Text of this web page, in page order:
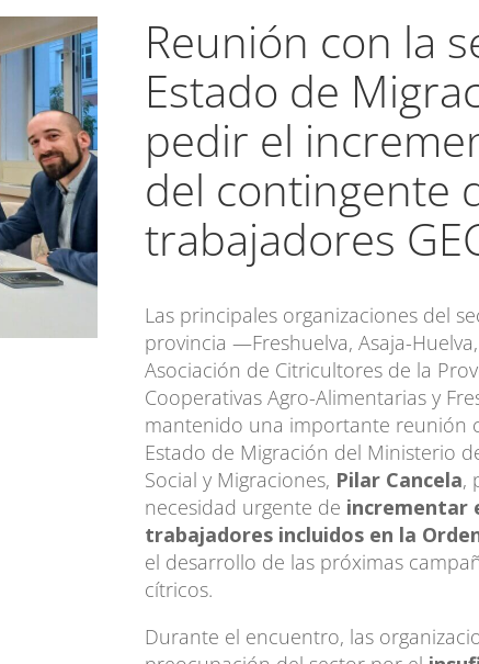
Reunión con la
Estado de
pedir el
del contingente
trabajadores
Las principales organizaciones del
provincia —Freshuelva, Asaja-
Asociación de Citricultores de la
Cooperativas Agro-Alimentarias y
mantenido una importante reunión
Estado de Migración del Ministerio
Social y Migraciones, Pilar Cancela,
necesidad urgente de incrementar
trabajadores incluidos en la Orden
el desarrollo de las próximas
cítricos.
Durante el encuentro, las